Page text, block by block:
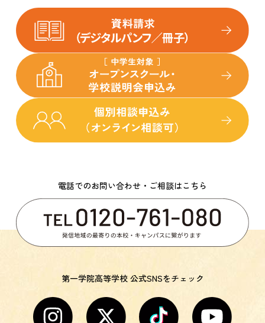
電話でのお問い合わせ・ご相談はこちら
第一学院高等学校 公式SNSをチェック